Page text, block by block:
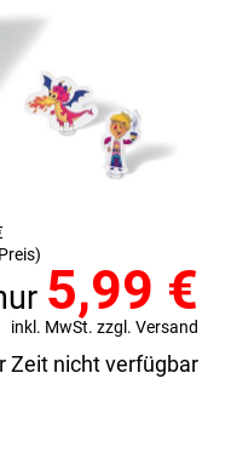
5,99 €
inkl. MwSt. zzgl. Versand
Zeit nicht verfügbar